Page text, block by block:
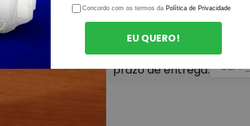
Concordo com os termos da Política de Privacidade
EU QUERO!